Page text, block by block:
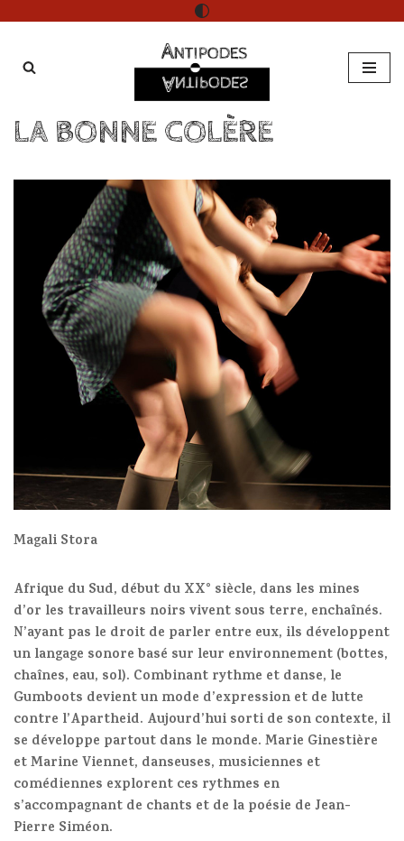
au
LA BONNE COLÈRE
Magali Stora
Afrique du Sud, début du XX° siècle, dans les mines
d’or les travailleurs noirs vivent sous terre, enchaînés.
N’ayant pas le droit de parler entre eux, ils développent
un langage sonore basé sur leur environnement (bottes,
chaînes, eau, sol). Combinant rythme et danse, le
Gumboots devient un mode d’expression et de lutte
contre l’Apartheid. Aujourd’hui sorti de son contexte, il
se développe partout dans le monde. Marie Ginestière
et Marine Viennet, danseuses, musiciennes et
comédiennes explorent ces rythmes en
s’accompagnant de chants et de la poésie de Jean-
Pierre Siméon.